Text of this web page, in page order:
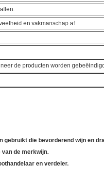
en vakmanschap af.
de producten worden gebeëindigd
die bevorderend wijn en
van de merkwijn.
en verdeler.